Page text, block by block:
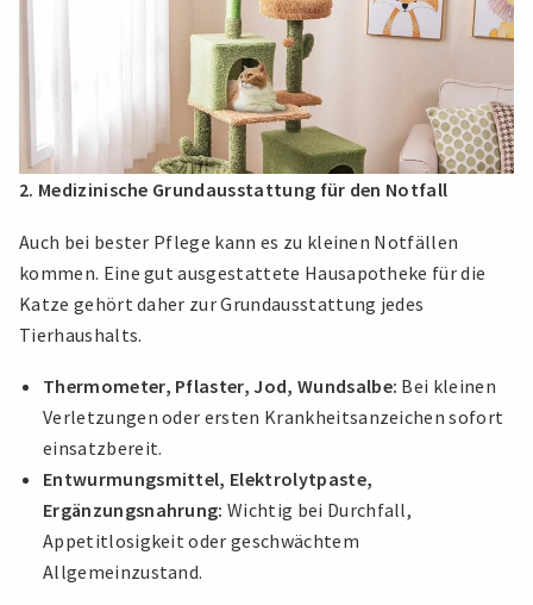
2. Medizinische Grundausstattung für den Notfall
Auch bei bester Pflege kann es zu kleinen Notfällen
kommen. Eine gut ausgestattete Hausapotheke für die
Katze gehört daher zur Grundausstattung jedes
Tierhaushalts.
Thermometer, Pflaster, Jod, Wundsalbe: Bei kleinen
Verletzungen oder ersten Krankheitsanzeichen sofort
einsatzbereit.
Entwurmungsmittel, Elektrolytpaste,
Ergänzungsnahrung:Wichtig bei Durchfall,
Appetitlosigkeit oder geschwächtem
Allgemeinzustand.